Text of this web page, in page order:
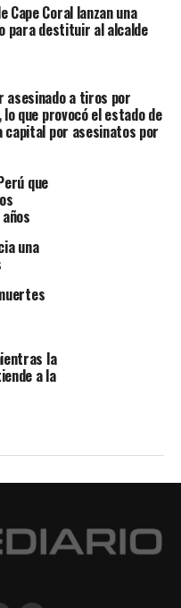
Cape Coral lanzan una
para destituir al alcalde
asesinado a tiros por
que provocó el estado de
capital por asesinatos por
que
una
la
a la